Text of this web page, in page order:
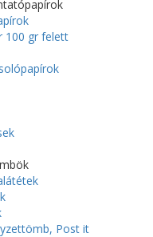
100 gr felett
Post it